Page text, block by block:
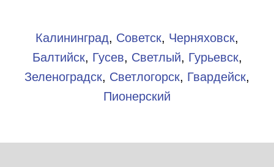
Калининград, Советск, Черняховск,
Балтийск, Гусев, Светлый, Гурьевск,
Зеленоградск, Светлогорск, Гвардейск,
Пионерский